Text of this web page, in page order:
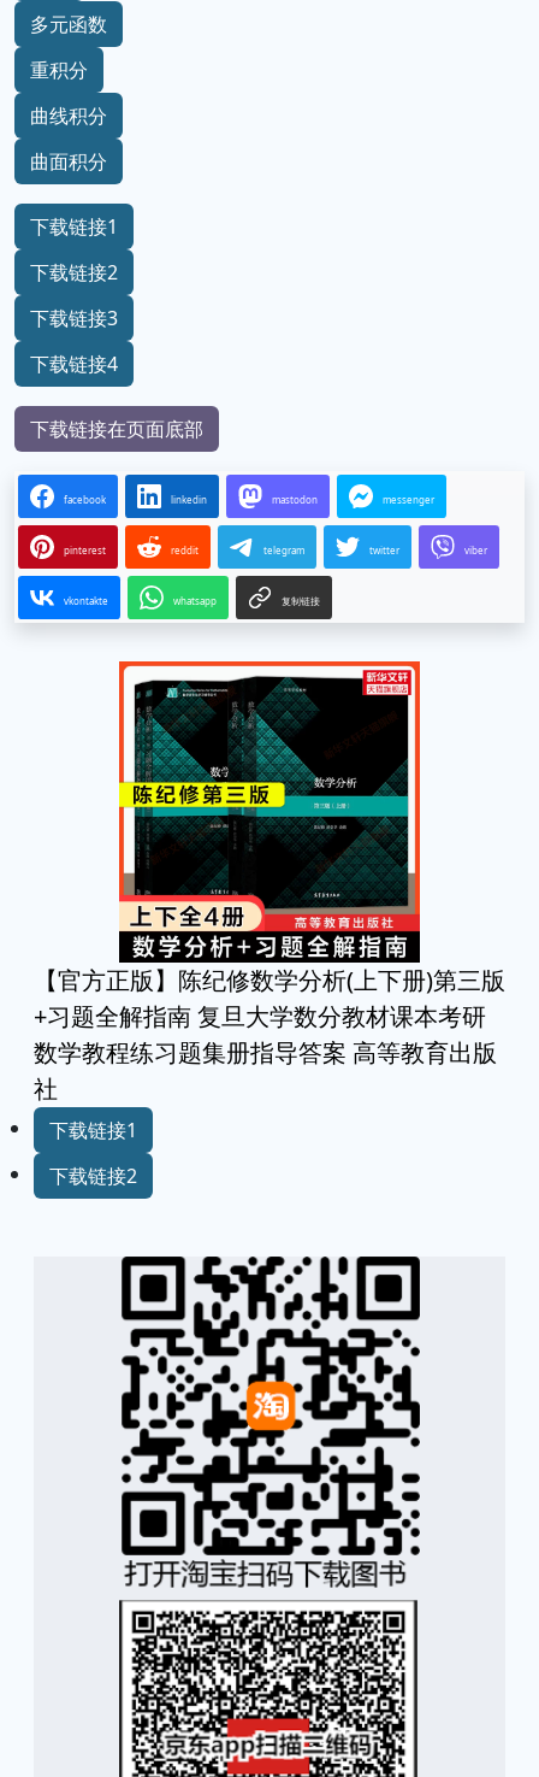
多元函数
重积分
曲线积分
曲面积分
下载链接1
下载链接2
下载链接3
下载链接4
下载链接在页面底部
facebook linkedin mastodon messenger
pinterest reddit telegram twitter viber
vkontakte whatsapp 复制链接
【官方正版】陈纪修数学分析(上下册)第三版
+习题全解指南 复旦大学数分教材课本考研
数学教程练习题集册指导答案 高等教育出版
社
下载链接1
下载链接2